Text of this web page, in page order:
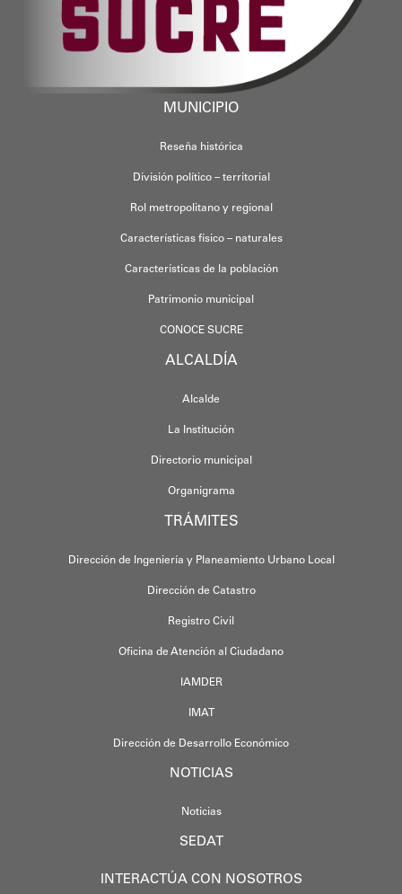
MUNICIPIO
Reseña histórica
División político – territorial
Rol metropolitano y regional
Características físico – naturales
Características de la población
Patrimonio municipal
CONOCE SUCRE
ALCALDÍA
Alcalde
La Institución
Directorio municipal
Organigrama
TRÁMITES
Dirección de Ingeniería y Planeamiento Urbano Local
Dirección de Catastro
Registro Civil
Oficina de Atención al Ciudadano
IAMDER
IMAT
Dirección de Desarrollo Económico
NOTICIAS
Noticias
SEDAT
INTERACTÚA CON NOSOTROS